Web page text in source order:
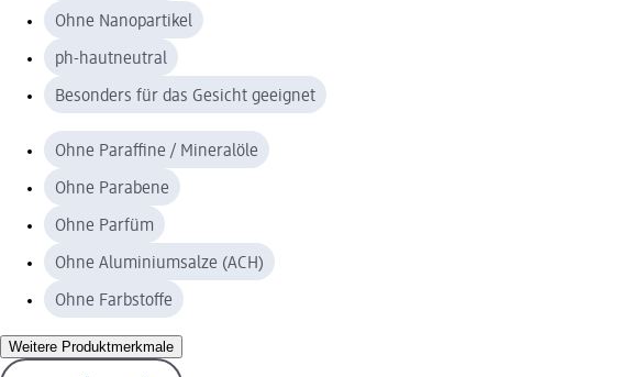
Ohne Nanopartikel
ph-hautneutral
Besonders für das Gesicht geeignet
Ohne Paraffine / Mineralöle
Ohne Parabene
Ohne Parfüm
Ohne Aluminiumsalze (ACH)
Ohne Farbstoffe
Weitere Produktmerkmale